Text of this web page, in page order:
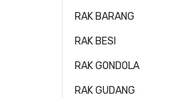
RAK BARANG
RAK BESI
RAK GONDOLA
RAK GUDANG